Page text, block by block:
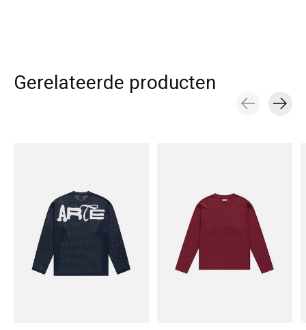
Gerelateerde producten